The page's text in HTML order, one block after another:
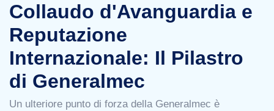
Collaudo d'Avanguardia e
Reputazione
Internazionale: Il Pilastro
di Generalmec
Un ulteriore punto di forza della Generalmec è